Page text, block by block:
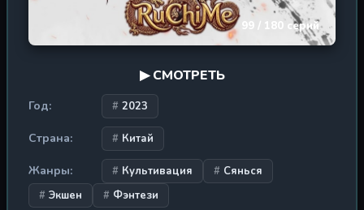
техниками боевых искусств, а каждое сражение
рискует стать последним. Готов ли ты подняться по
лестнице бессмертия, шагая по трупам врагов?
99 / 180 серий
▶ СМОТРЕТЬ
Год: 2023
Страна: Китай
Жанры: Культивация
Сянься
Экшен
Фэнтези